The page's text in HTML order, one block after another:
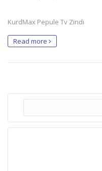
KurdMax Pepule Tv Zindi
Read more
Arama: